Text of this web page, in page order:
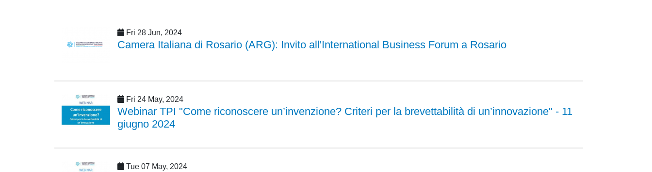
Fri 28 Jun, 2024
Camera Italiana di Rosario (ARG): Invito all'International Business Forum a Rosario
Fri 24 May, 2024
Webinar TPI "Come riconoscere un’invenzione? Criteri per la brevettabilità di un’innovazione" - 11
giugno 2024
Tue 07 May, 2024